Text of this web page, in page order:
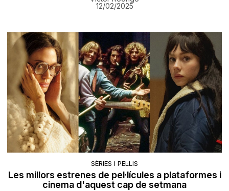
12/02/2025
SÈRIES I PEL·LIS
Les millors estrenes de pel·lícules a plataformes i
cinema d'aquest cap de setmana